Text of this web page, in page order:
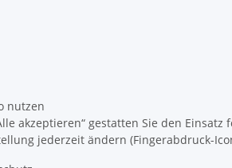
nutzen
akzeptieren“ gestatten Sie den Einsatz
jederzeit ändern (Fingerabdruck-